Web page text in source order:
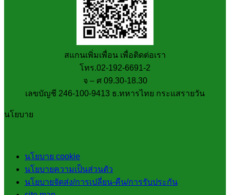
สแกนเพิ่มเพื่อน เพื่อติดต่อเรา
โทร.02-192-6691-2
จ – ศ 09.30-18.30
เลขบัญชี 246-100-9413 ธ.ทหารไทย กระแสรายวัน
นโยบาย
นโยบาย cookie
นโยบายความเป็นส่วนตัว
นโยบายจัดส่ง/การเปลี่ยน-คืน/การรับประกัน